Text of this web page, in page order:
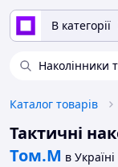
В категорії
Наколінники
Каталог товарів
Тактичні
Том.М в Україні